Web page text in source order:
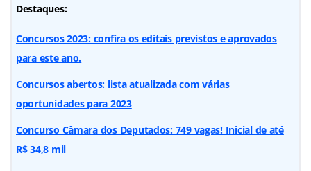
Destaques:
Concursos 2023: confira os editais previstos e aprovados
para este ano.
Concursos abertos: lista atualizada com várias
oportunidades para 2023
Concurso Câmara dos Deputados: 749 vagas! Inicial de até
R$ 34,8 mil